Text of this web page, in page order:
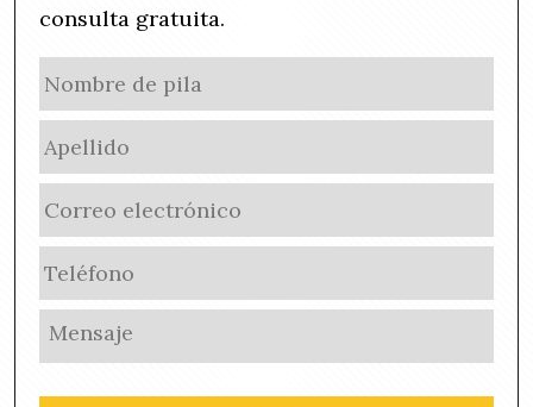
consulta gratuita.
N
a
m
e
(
R
e
q
u
i
r
e
d
de
E
m
a
i
l
(
R
P
h
o
n
e
(
U